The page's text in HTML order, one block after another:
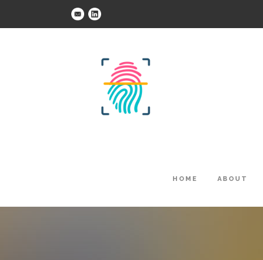
HOME ABOUT